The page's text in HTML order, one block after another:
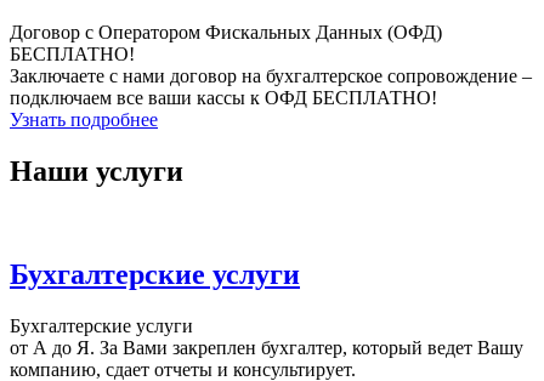
Договор с Оператором Фискальных Данных (ОФД)
БЕСПЛАТНО!
Заключаете с нами договор на бухгалтерское сопровождение –
подключаем все ваши кассы к ОФД БЕСПЛАТНО!
Узнать подробнее
Наши услуги
Бухгалтерские услуги
Бухгалтерские услуги
от А до Я. За Вами закреплен бухгалтер, который ведет Вашу
компанию, сдает отчеты и консультирует.